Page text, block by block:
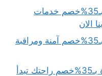
دينات نقل عفش مكة المكرمة بـ35%خصم خدمات
الان
مستودعات تخزين الاثاث بجدة بـ35%خصم آمنة ومراقبة
شركة نقل اثاث بالمدينة المنورة بـ35%خصم راحتك تبدأ